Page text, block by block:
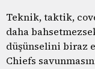
Teknik, taktik,
daha
düşünselini biraz
Chiefs